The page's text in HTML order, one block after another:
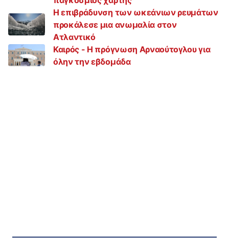
Η επιβράδυνση των ωκεάνιων ρευμάτων
προκάλεσε μια ανωμαλία στον
Ατλαντικό
Καιρός - Η πρόγνωση Αρναούτογλου για
όλην την εβδομάδα